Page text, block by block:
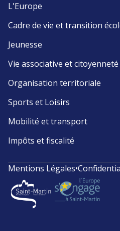
L'Europe
Cadre de vie et transition
Jeunesse
Vie associative et citoyenneté
Organisation territoriale
Sports et Loisirs
Mobilité et transport
Impôts et fiscalité
Mentions Légales•